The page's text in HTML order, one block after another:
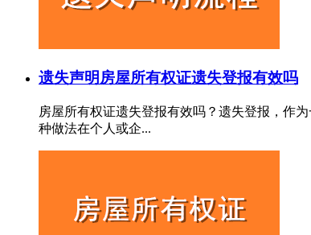
遗失声明 房屋所有权证遗失登报有效吗
房屋所有权证遗失登报有效吗？遗失登报，作
种做法在个人或企...